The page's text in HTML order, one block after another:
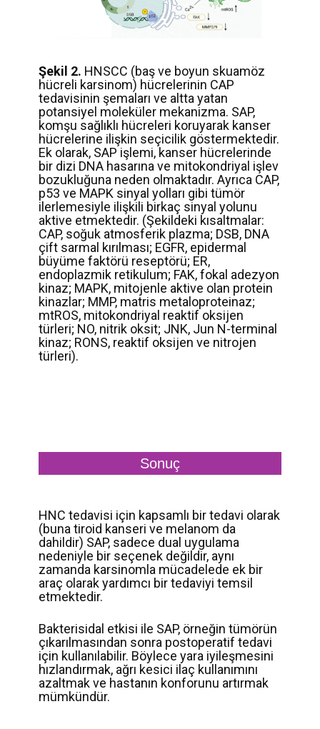
Şekil 2. HNSCC (baş ve boyun skuamöz
hücreli karsinom) hücrelerinin CAP
tedavisinin şemaları ve altta yatan
potansiyel moleküler mekanizma. SAP,
komşu sağlıklı hücreleri koruyarak kanser
hücrelerine ilişkin seçicilik göstermektedir.
Ek olarak, SAP işlemi, kanser hücrelerinde
bir dizi DNA hasarına ve mitokondriyal işlev
bozukluğuna neden olmaktadır. Ayrıca CAP,
p53 ve MAPK sinyal yolları gibi tümör
ilerlemesiyle ilişkili birkaç sinyal yolunu
aktive etmektedir. (Şekildeki kısaltmalar:
CAP, soğuk atmosferik plazma; DSB, DNA
çift sarmal kırılması; EGFR, epidermal
büyüme faktörü reseptörü; ER,
endoplazmik retikulum; FAK, fokal adezyon
kinaz; MAPK, mitojenle aktive olan protein
kinazlar; MMP, matris metaloproteinaz;
mtROS, mitokondriyal reaktif oksijen
türleri; NO, nitrik oksit; JNK, Jun N-terminal
kinaz; RONS, reaktif oksijen ve nitrojen
türleri).
Sonuç
HNC tedavisi için kapsamlı bir tedavi olarak
(buna tiroid kanseri ve melanom da
dahildir) SAP, sadece dual uygulama
nedeniyle bir seçenek değildir, aynı
zamanda karsinomla mücadelede ek bir
araç olarak yardımcı bir tedaviyi temsil
etmektedir.
Bakterisidal etkisi ile SAP, örneğin tümörün
çıkarılmasından sonra postoperatif tedavi
için kullanılabilir. Böylece yara iyileşmesini
hızlandırmak, ağrı kesici ilaç kullanımını
azaltmak ve hastanın konforunu artırmak
mümkündür.